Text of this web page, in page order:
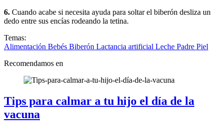
6. Cuando acabe si necesita ayuda para soltar el biberón desliza un
dedo entre sus encías rodeando la tetina.
Temas:
Alimentación Bebés Biberón Lactancia artificial Leche Padre Piel
Recomendamos en
Tips para calmar a tu hijo el día de la
vacuna